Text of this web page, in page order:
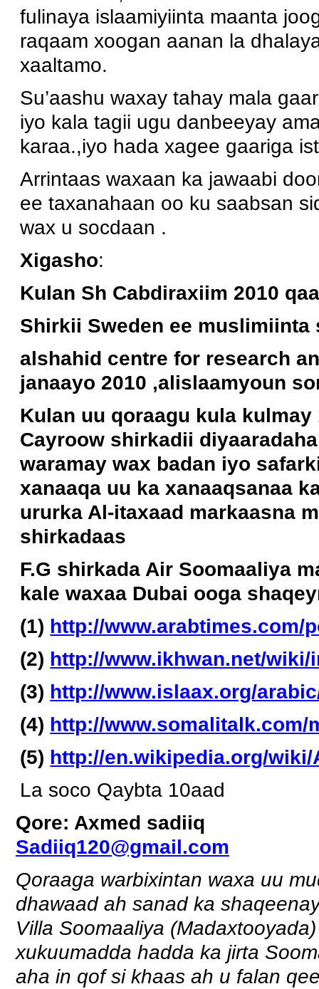
fulinaya islaamiyiinta maanta
raqaam xoogan aanan la
xaaltamo.
Su’aashu waxay tahay mala
iyo kala tagii ugu danbeeyay
karaa.,iyo hada xagee gaariga
Arrintaas waxaan ka jawaabi
ee taxanahaan oo ku saabsan
wax u socdaan .
Xigasho:
Kulan Sh Cabdiraxiim 2010
Shirkii Sweden ee muslimiinta
alshahid centre for research
janaayo 2010 ,alislaamyoun
Kulan uu qoraagu kula kulmay
Cayroow shirkadii
waramay wax badan iyo
xanaaqa uu ka xanaaqsanaa
ururka Al-itaxaad markaasna
shirkadaas
F.G shirkada Air Soomaaliya
kale waxaa Dubai ooga
(1) http://www.arabtimes.com/
(2) http://www.ikhwan.net/wiki/
(3) http://www.islaax.org/
(4) http://www.somalitalk.com/
(5) http://en.wikipedia.org/
La soco Qaybta 10aad
Qore: Axmed sadiiq
Sadiiq120@gmail.com
Qoraaga warbixintan waxa uu
dhawaad ah sanad ka
Villa Soomaaliya
xukuumadda hadda ka jirta
aha in qof si khaas ah u falan